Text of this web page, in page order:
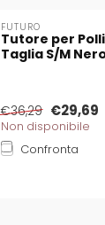
FUTURO
Tutore per
Taglia S/M
€36,29 €29,69
Non disponibile
Confronta